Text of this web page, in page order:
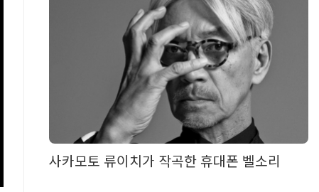
사카모토 류이치가 작곡한 휴대폰 벨소리